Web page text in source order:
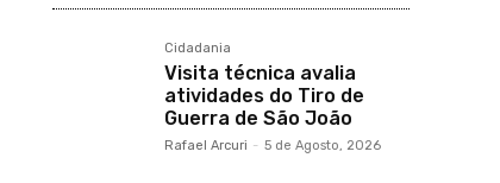
Cidadania
Visita técnica avalia
atividades do Tiro de
Guerra de São João
Rafael Arcuri - 5 de Agosto, 2026